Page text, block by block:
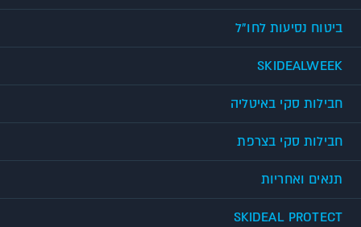
ביטוח נסיעות לחו"ל
SKIDEALWEEK
חבילות סקי באיטליה
חבילות סקי בצרפת
תנאים ואחריות
SKIDEAL PROTECT